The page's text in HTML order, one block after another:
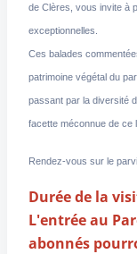
de Clères, vous invite à
exceptionnelles.
Ces balades
patrimoine végétal du
passant par la diversité
facette méconnue de ce
Rendez-vous sur le
Durée de la
L'entrée au
abonnés